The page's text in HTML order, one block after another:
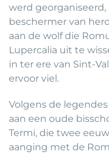
werd
beschermer van
aan de wolf die
Lupercalia uit te
in ter ere van Sint-
ervoor viel.
Volgens de
aan een oude
Termi, die twee
aanging met de